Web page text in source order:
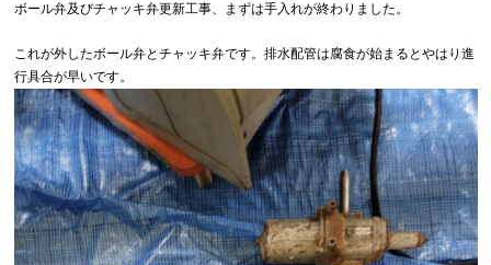
ボール弁及びチャッキ弁更新工事、まずは手入れが終わりました。
これが外したボール弁とチャッキ弁です。排水配管は腐食が始まるとやはり進
行具合が早いです。